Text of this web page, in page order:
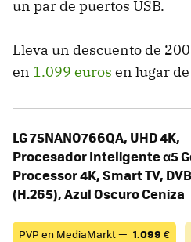
un par de puertos USB.
Lleva un descuento de
en 1.099 euros en lugar
LG 75NANO766QA, UHD 4K,
Procesador Inteligente α5
Processor 4K, Smart TV,
(H.265), Azul Oscuro Ceniza
PVP en MediaMarkt — 1.099 €